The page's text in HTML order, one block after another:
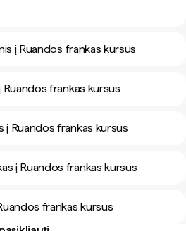
į Ruandos frankas kursus
frankas kursus
į Ruandos frankas kursus
į Ruandos frankas kursus
frankas kursus